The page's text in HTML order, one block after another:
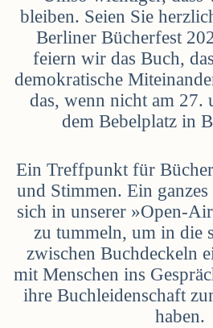
bleiben. Seien Sie
Berliner Bücherfest
feiern wir das Buch,
demokratische
das, wenn nicht am 27.
dem Bebelplatz in
Ein Treffpunkt für
und Stimmen. Ein
sich in unserer »Open-
zu tummeln, um in die
zwischen Buchdeckeln
mit Menschen ins
ihre Buchleidenschaft
haben.